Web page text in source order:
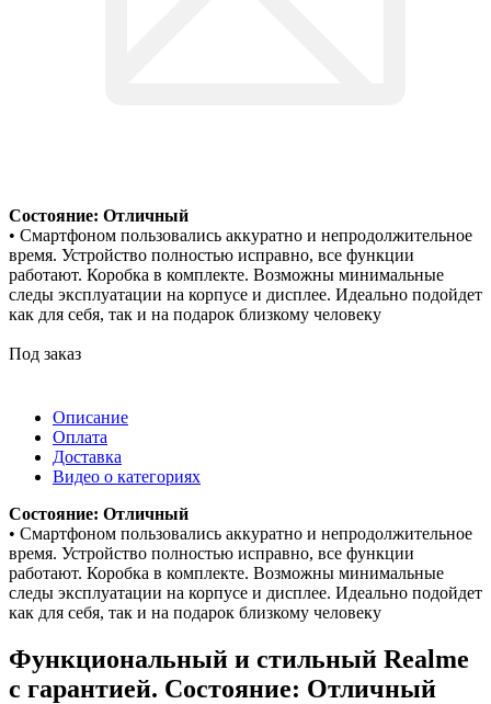
Состояние: Отличный
• Смартфоном пользовались аккуратно и непродолжительное
время. Устройство полностью исправно, все функции
работают. Коробка в комплекте. Возможны минимальные
следы эксплуатации на корпусе и дисплее. Идеально подойдет
как для себя, так и на подарок близкому человеку
Под заказ
Описание
Оплата
Доставка
Видео о категориях
Состояние: Отличный
• Смартфоном пользовались аккуратно и непродолжительное
время. Устройство полностью исправно, все функции
работают. Коробка в комплекте. Возможны минимальные
следы эксплуатации на корпусе и дисплее. Идеально подойдет
как для себя, так и на подарок близкому человеку
Функциональный и стильный Realme
с гарантией. Состояние: Отличный